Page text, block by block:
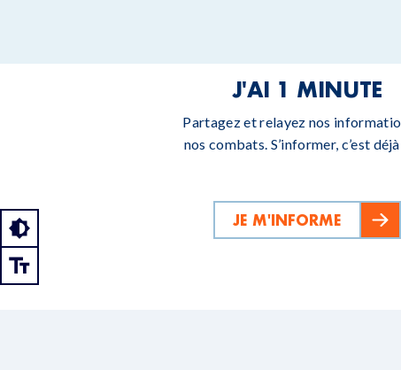
J'AI 1 MINUTE
Partagez et relayez nos
nos combats. S’informer, c’est
JE M'INFORME